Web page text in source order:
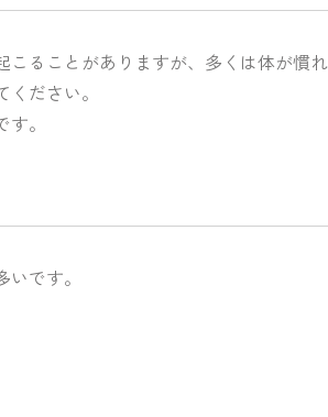
こることがありますが、多くは体が慣れ
ださい。
。
です。